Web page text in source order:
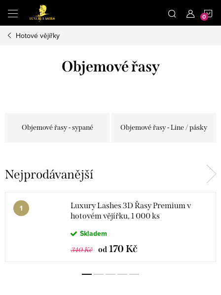
obsah
Hotové vějířky
Objemové řasy
Objemové řasy - sypané Objemové řasy - Line / pásky
Nejprodávanější
Luxury Lashes 3D Řasy Premium v
hotovém vějířku, 1 000 ks
Skladem
340 Kč od 170 Kč